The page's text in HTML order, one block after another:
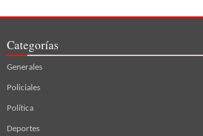
Categorías
Generales
Policiales
Política
Deportes